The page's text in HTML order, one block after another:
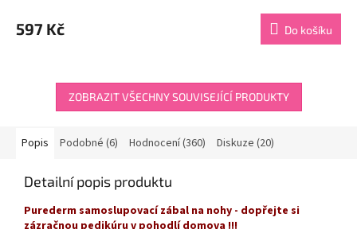
produktu
je
597 Kč Do košíku
ZOBRAZIT VŠECHNY SOUVISEJÍCÍ PRODUKTY
Popis Podobné (6) Hodnocení (360) Diskuze (20)
Detailní popis produktu
Purederm samoslupovací zábal na nohy - dopřejte si
zázračnou pedikúru v pohodlí domova !!!